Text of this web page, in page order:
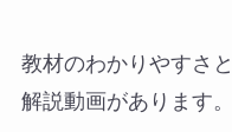
教材のわかりやすさ
解説動画があります。